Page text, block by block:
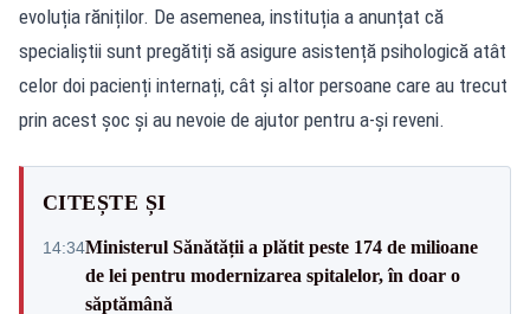
evoluția răniților. De asemenea, instituția a anunțat că
specialiștii sunt pregătiți să asigure asistență psihologică atât
celor doi pacienți internați, cât și altor persoane care au trecut
prin acest șoc și au nevoie de ajutor pentru a-și reveni.
CITEȘTE ȘI
14:34Ministerul Sănătății a plătit peste 174 de milioane
de lei pentru modernizarea spitalelor, în doar o
săptămână